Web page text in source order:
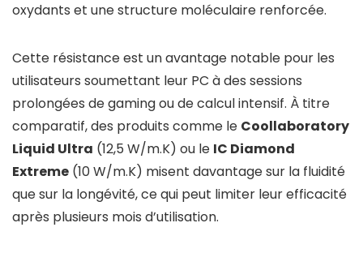
oxydants et une structure moléculaire renforcée.
Cette résistance est un avantage notable pour les
utilisateurs soumettant leur PC à des sessions
prolongées de gaming ou de calcul intensif. À titre
comparatif, des produits comme le Coollaboratory
Liquid Ultra (12,5 W/m.K) ou le IC Diamond
Extreme (10 W/m.K) misent davantage sur la fluidité
que sur la longévité, ce qui peut limiter leur efficacité
après plusieurs mois d’utilisation.